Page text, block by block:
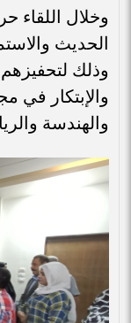
وخلال اللقاء
الحديث
وذلك
والإبتكار في
والهندسة